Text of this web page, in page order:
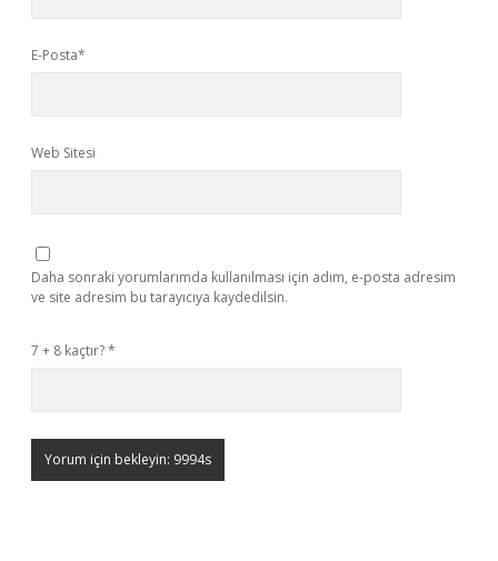
E-Posta*
Web Sitesi
Daha sonraki yorumlarımda kullanılması için adım, e-posta adresim
ve site adresim bu tarayıcıya kaydedilsin.
7 + 8 kaçtır?*